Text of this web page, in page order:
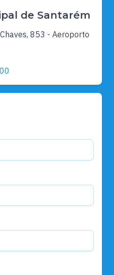
de Santarém
Chaves, 853 - Aeroporto